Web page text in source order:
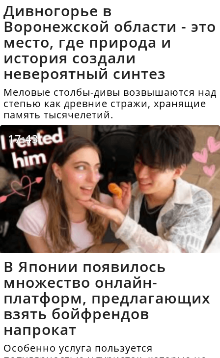
Дивногорье в
Воронежской области - это
место, где природа и
история создали
невероятный синтез
Меловые столбы-дивы возвышаются над
степью как древние стражи, хранящие
память тысячелетий.
17:43
В Японии появилось
множество онлайн-
платформ, предлагающих
взять бойфрендов
напрокат
Особенно услуга пользуется